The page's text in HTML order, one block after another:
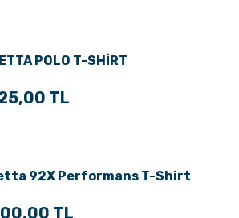
POLO T-SHİRT
TL
92X Performans T-Shirt
TL